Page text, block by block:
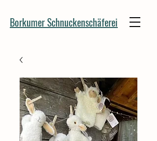
Borkumer Schnuckenschäferei